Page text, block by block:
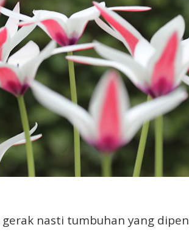
nasti tumbuhan yang